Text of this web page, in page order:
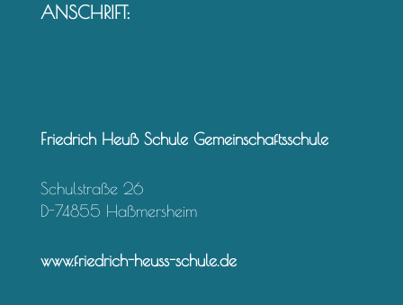
ANSCHRIFT:
Friedrich Heuß Schule Gemeinschaftsschule
Schulstraße 26
D-74855 Haßmersheim
www.friedrich-heuss-schule.de